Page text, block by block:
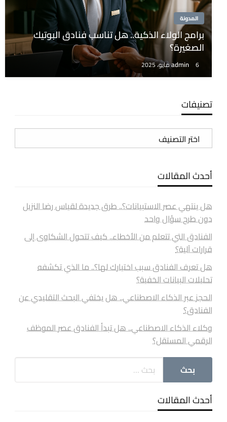
المدونة
برامج الولاء الذكية.. هل تناسب فنادق البوتيك
الصغيرة؟
admin 6 مايو، 2025
تصنيفات
تصنيفات
أحدث المقالات
هل ينتهي عصر الاستبيانات؟.. طرق جديدة لقياس رضا النزيل
دون طرح سؤال واحد
الفنادق التي تتعلم من الأخطاء.. كيف تتحول الشكاوى إلى
قرارات آلية؟
هل تعرف الفنادق سبب اختيارك لها؟.. ما الذي تكشفه
تحليلات البيانات الخفية؟
الحجز عبر الذكاء الاصطناعي.. هل يختفي البحث التقليدي عن
الفنادق؟
وكلاء الذكاء الاصطناعي.. هل تبدأ الفنادق عصر الموظف
الرقمي المستقل؟
أحدث المقالات